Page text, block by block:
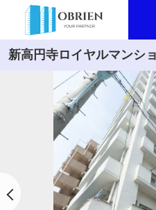
新高円寺ロイヤルマンシ